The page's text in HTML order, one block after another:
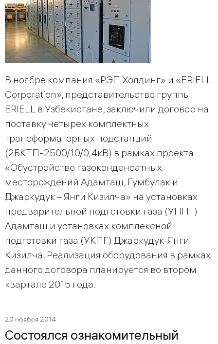
В ноябре компания «РЭП Холдинг» и «ERIELL
Corporation», представительство группы
ERIELL в Узбекистане, заключили договор на
поставку четырех комплектных
трансформаторных подстанций
(2БКТП-2500/10/0,4кВ) в рамках проекта
«Обустройство газоконденсатных
месторождений Адамташ, Гумбулак и
Джаркудук – Янги Кизилча» на установках
предварительной подготовки газа (УППГ)
Адамташ и установках комплексной
подготовки газа (УКПГ) Джаркудук-Янги
Кизилча. Реализация оборудования в рамках
данного договора планируется во втором
квартале 2015 года.
20 ноября 2014
Состоялся ознакомительный